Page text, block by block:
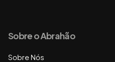
Sobre o Abrahão
Sobre Nós